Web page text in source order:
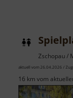
Zschopau /
aktuell vom 26.04.2026 /
16 km vom